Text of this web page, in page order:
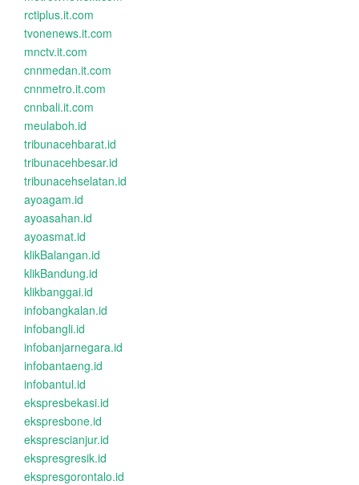
rctiplus.it.com
tvonenews.it.com
mnctv.it.com
cnnmedan.it.com
cnnmetro.it.com
cnnbali.it.com
meulaboh.id
tribunacehbarat.id
tribunacehbesar.id
tribunacehselatan.id
ayoagam.id
ayoasahan.id
ayoasmat.id
klikBalangan.id
klikBandung.id
klikbanggai.id
infobangkalan.id
infobangli.id
infobanjarnegara.id
infobantaeng.id
infobantul.id
ekspresbekasi.id
ekspresbone.id
eksprescianjur.id
ekspresgresik.id
ekspresgorontalo.id